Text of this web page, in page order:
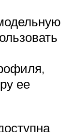
ее